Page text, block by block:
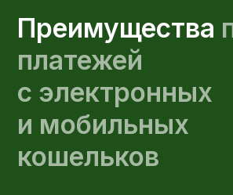
Удобно
Вам не нужно заключать договор
платежное решение поможет
вам настроить все популярные
платежные методы в вашем
личном кабинете.